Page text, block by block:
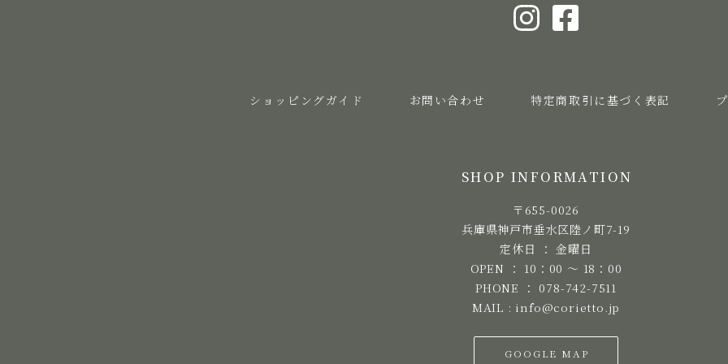
ショッピングガイド お問い合わせ 特定商取引に基づく表記
SHOP INFORMATION
〒655-0026
兵庫県神戸市垂水区陸ノ町7-19
定休日 ： 金曜日
OPEN ： 10：00 ～ 18：00
PHONE ： 078-742-7511
MAIL : info@corietto.jp
GOOGLE MAP